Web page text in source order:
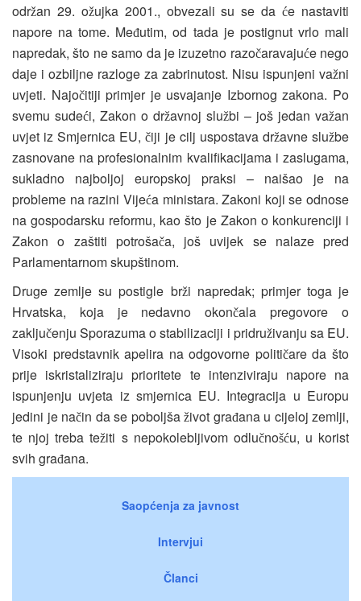
održan 29. ožujka 2001., obvezali su se daće nastaviti
napore na tome. Međutim, od tada je postignut vrlo mali
napredak, što ne samo da je izuzetno razočaravajuće nego
daje i ozbiljne razloge za zabrinutost. Nisu ispunjeni važni
uvjeti. Najočitiji primjer je usvajanje Izbornog zakona. Po
svemu sudeći, Zakon o državnoj službi – još jedan važan
uvjet iz Smjernica EU,čiji je cilj uspostava državne službe
zasnovane na profesionalnim kvalifikacijama i zaslugama,
sukladno najboljoj europskoj praksi – naišao je na
probleme na razini Vijeća ministara. Zakoni koji se odnose
na gospodarsku reformu, kao što je Zakon o konkurenciji i
Zakon o zaštiti potrošača, još uvijek se nalaze pred
Parlamentarnom skupštinom.
Druge zemlje su postigle brži napredak; primjer toga je
Hrvatska, koja je nedavno okončala pregovore o
zaključenju Sporazuma o stabilizaciji i pridruživanju sa EU.
Visoki predstavnik apelira na odgovorne političare da što
prije iskristaliziraju prioritete te intenziviraju napore na
ispunjenju uvjeta iz smjernica EU. Integracija u Europu
jedini je način da se poboljša život građana u cijeloj zemlji,
te njoj treba težiti s nepokolebljivom odlučnošću, u korist
svih građana.
Saopćenja za javnost
Intervjui
Članci